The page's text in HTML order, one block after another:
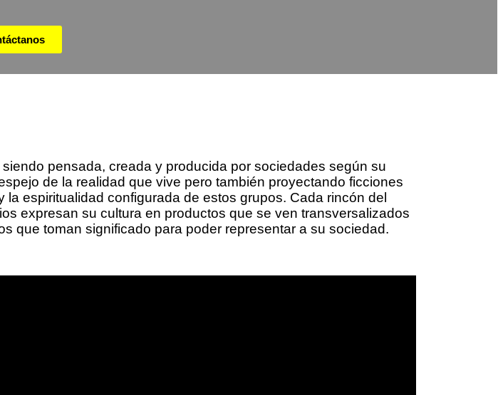
pensada, creada y producida por sociedades según su
de la realidad que vive pero también proyectando ficciones
espiritualidad configurada de estos grupos. Cada rincón del
expresan su cultura en productos que se ven transversalizados
que toman significado para poder representar a su sociedad.